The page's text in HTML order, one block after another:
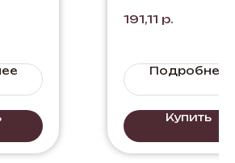
трюфель
191,11 р.
Подробнее
Купить